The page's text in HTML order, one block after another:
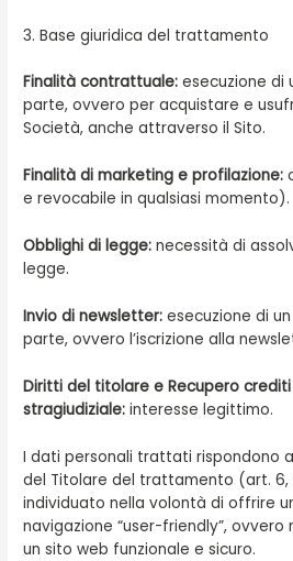
3. Base giuridica del trattamento
Finalità contrattuale: esecuzione di
parte, ovvero per acquistare e
Società, anche attraverso il Sito.
Finalità di marketing e profilazione:
e revocabile in qualsiasi momento).
Obblighi di legge: necessità di
legge.
Invio di newsletter: esecuzione di
parte, ovvero l’iscrizione alla
Diritti del titolare e Recupero crediti
stragiudiziale: interesse legittimo.
I dati personali trattati rispondono
del Titolare del trattamento (art. 6,
individuato nella volontà di offrire
navigazione “user-friendly”, ovvero
un sito web funzionale e sicuro.